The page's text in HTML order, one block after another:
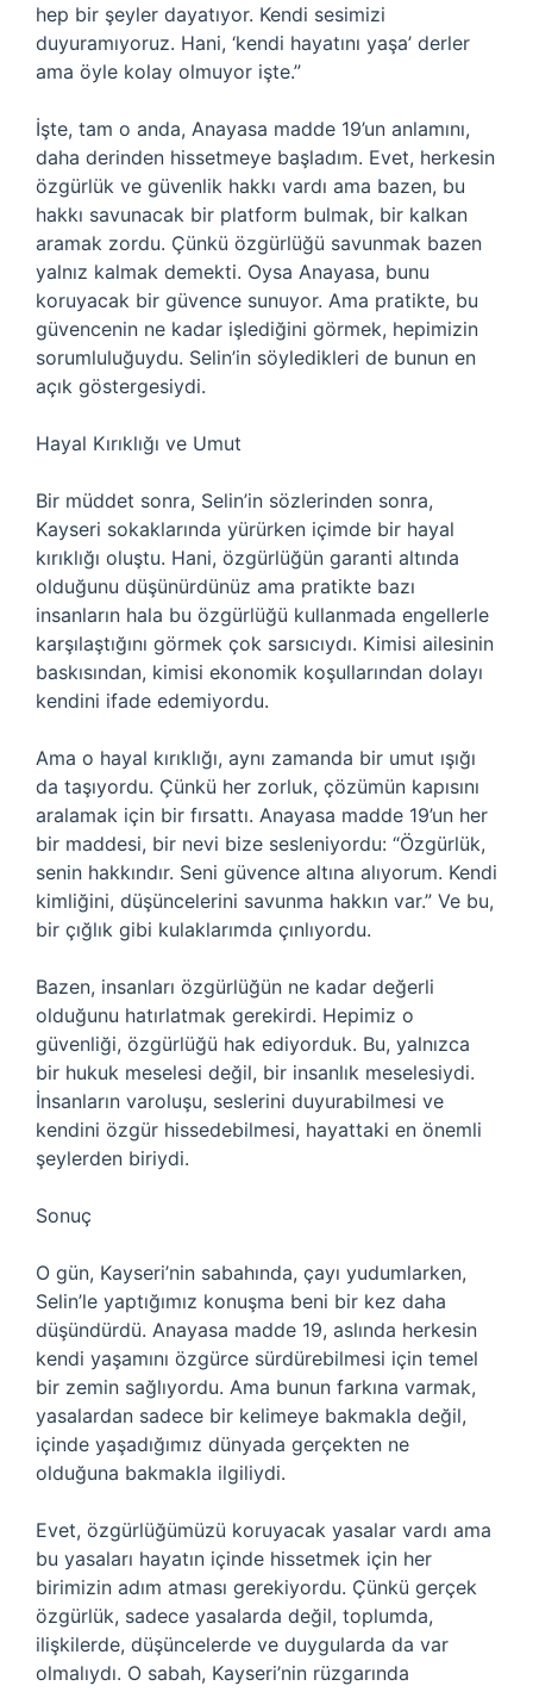
hep bir şeyler dayatıyor. Kendi sesimizi
duyuramıyoruz. Hani, ‘kendi hayatını yaşa’ derler
ama öyle kolay olmuyor işte.”
İşte, tam o anda, Anayasa madde 19’un anlamını,
daha derinden hissetmeye başladım. Evet, herkesin
özgürlük ve güvenlik hakkı vardı ama bazen, bu
hakkı savunacak bir platform bulmak, bir kalkan
aramak zordu. Çünkü özgürlüğü savunmak bazen
yalnız kalmak demekti. Oysa Anayasa, bunu
koruyacak bir güvence sunuyor. Ama pratikte, bu
güvencenin ne kadar işlediğini görmek, hepimizin
sorumluluğuydu. Selin’in söyledikleri de bunun en
açık göstergesiydi.
Hayal Kırıklığı ve Umut
Bir müddet sonra, Selin’in sözlerinden sonra,
Kayseri sokaklarında yürürken içimde bir hayal
kırıklığı oluştu. Hani, özgürlüğün garanti altında
olduğunu düşünürdünüz ama pratikte bazı
insanların hala bu özgürlüğü kullanmada engellerle
karşılaştığını görmek çok sarsıcıydı. Kimisi ailesinin
baskısından, kimisi ekonomik koşullarından dolayı
kendini ifade edemiyordu.
Ama o hayal kırıklığı, aynı zamanda bir umut ışığı
da taşıyordu. Çünkü her zorluk, çözümün kapısını
aralamak için bir fırsattı. Anayasa madde 19’un her
bir maddesi, bir nevi bize sesleniyordu: “Özgürlük,
senin hakkındır. Seni güvence altına alıyorum. Kendi
kimliğini, düşüncelerini savunma hakkın var.” Ve bu,
bir çığlık gibi kulaklarımda çınlıyordu.
Bazen, insanları özgürlüğün ne kadar değerli
olduğunu hatırlatmak gerekirdi. Hepimiz o
güvenliği, özgürlüğü hak ediyorduk. Bu, yalnızca
bir hukuk meselesi değil, bir insanlık meselesiydi.
İnsanların varoluşu, seslerini duyurabilmesi ve
kendini özgür hissedebilmesi, hayattaki en önemli
şeylerden biriydi.
Sonuç
O gün, Kayseri’nin sabahında, çayı yudumlarken,
Selin’le yaptığımız konuşma beni bir kez daha
düşündürdü. Anayasa madde 19, aslında herkesin
kendi yaşamını özgürce sürdürebilmesi için temel
bir zemin sağlıyordu. Ama bunun farkına varmak,
yasalardan sadece bir kelimeye bakmakla değil,
içinde yaşadığımız dünyada gerçekten ne
olduğuna bakmakla ilgiliydi.
Evet, özgürlüğümüzü koruyacak yasalar vardı ama
bu yasaları hayatın içinde hissetmek için her
birimizin adım atması gerekiyordu. Çünkü gerçek
özgürlük, sadece yasalarda değil, toplumda,
ilişkilerde, düşüncelerde ve duygularda da var
olmalıydı. O sabah, Kayseri’nin rüzgarında